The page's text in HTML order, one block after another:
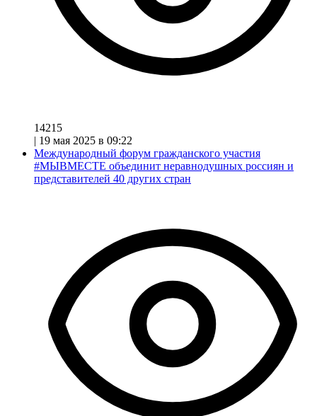
14215
| 19 мая 2025 в 09:22
Международный форум гражданского участия
#МЫВМЕСТЕ объединит неравнодушных россиян и
представителей 40 других стран